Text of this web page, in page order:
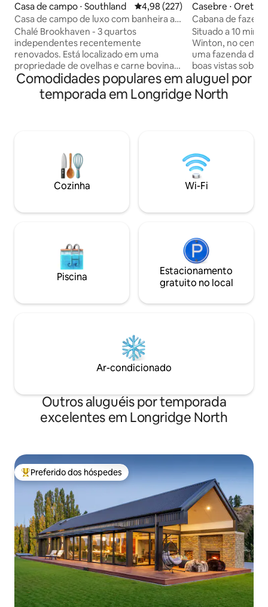
Casa de campo ⋅ Southland 4,98 de uma avaliação média de
4,98 (227)
Casa de campo de luxo com banheira ao
ar livre em Brookhaven
Chalé Brookhaven - 3 quartos
independentes recentemente
renovados. Está localizado em uma
propriedade de ovelhas e carne bovina
de 2000 acres no norte de Southland.
Com vista para a fazenda e vista para as
montanhas, é um lugar deslumbrante
visualmente deslumbrante e mantém o
calor, grande o suficiente para 2
pessoas. Desfrute de um mergulho
contemplando a vista, um pouco de luxo
de ovelhas da Nova Zelândia.
Casebre ⋅ Oreti
Cabana de
Winton, Central
Situado a 10
Winton, no centro de
uma fazenda de
boas vistas sobre
cabana. Todos
precisa, cama,
banheiro e, em
comer ou levar.
centro de
Queenstown, 45
1 hora e 10
Comodidades populares em aluguel por
temporada em Longridge North
Cozinha Wi-Fi
Piscina
Estacionamento
gratuito no local
Ar-condicionado
Outros aluguéis por temporada
excelentes em Longridge North
Entre os melhores preferidos dos hóspedes
Preferido dos hóspedes